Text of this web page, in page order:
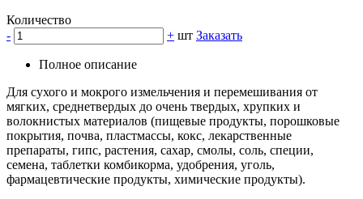
Количество
-
+ шт Заказать
Полное описание
Для сухого и мокрого измельчения и перемешивания от
мягких, среднетвердых до очень твердых, хрупких и
волокнистых материалов (пищевые продукты, порошковые
покрытия, почва, пластмассы, кокс, лекарственные
препараты, гипс, растения, сахар, смолы, соль, специи,
семена, таблетки комбикорма, удобрения, уголь,
фармацевтические продукты, химические продукты).